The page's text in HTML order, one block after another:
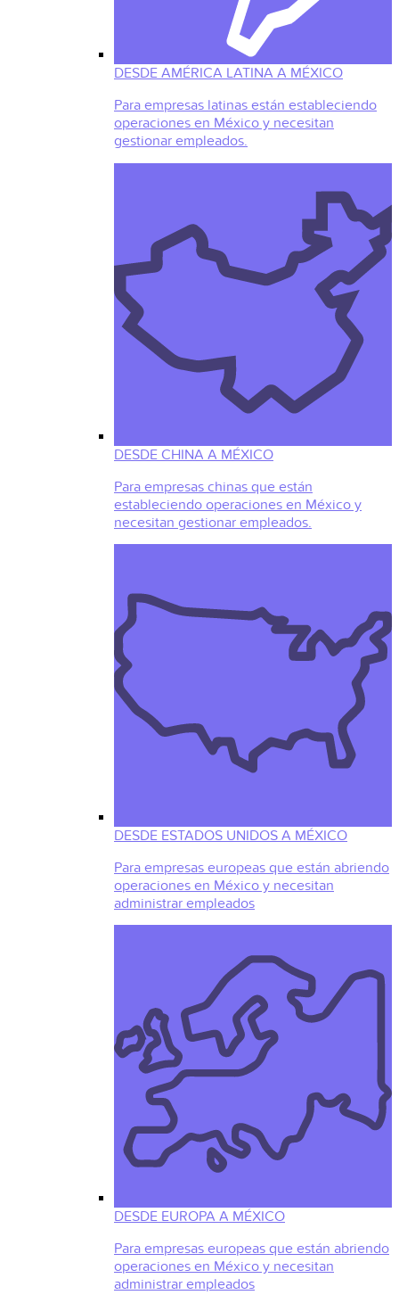
DESDE AMÉRICA LATINA A MÉXICO
Para empresas latinas están estableciendo
operaciones en México y necesitan
gestionar empleados.
DESDE CHINA A MÉXICO
Para empresas chinas que están
estableciendo operaciones en México y
necesitan gestionar empleados.
DESDE ESTADOS UNIDOS A MÉXICO
Para empresas europeas que están abriendo
operaciones en México y necesitan
administrar empleados
DESDE EUROPA A MÉXICO
Para empresas europeas que están abriendo
operaciones en México y necesitan
administrar empleados